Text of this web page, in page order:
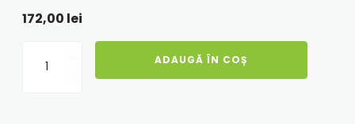
172,00 lei
Taburet
ADAUGĂ ÎN COȘ